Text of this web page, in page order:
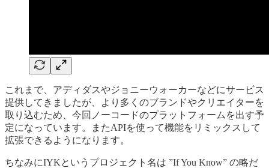
これまで、アディダスやジョニーウォーカーなどにサービス
提供してきましたが、より多くのブランドやクリエイターを
取り込むため、今回ノーコードのプラットフォームを出す予
定になっています。またAPIを使って機能をリミックスして
拡張できるようになります。
ちなみにIYKというプロジェクト名は ”If You Know” の略だ